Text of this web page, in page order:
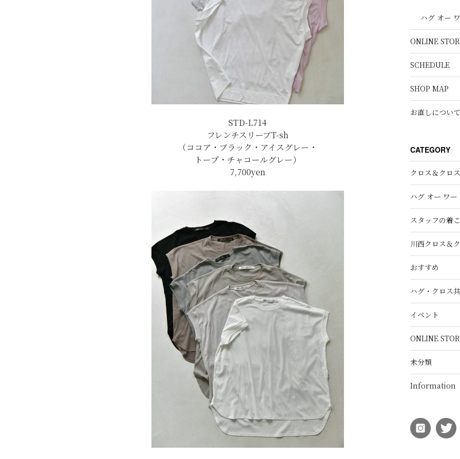
STD-L714
フレンチスリーブT-sh
（ココア・ブラック・アイスグレー・
トープ・チャコールグレー）
7,700yen
ハグ オー
ONLINE
SCHEDULE
SHOP MAP
お直しについて
CATEGORY
クロス＆クロス
ハグ オー ワー
スタッフの着
川西クロス＆
おすすめ
ハグ・クロス
イベント
ONLINE
未分類
Information